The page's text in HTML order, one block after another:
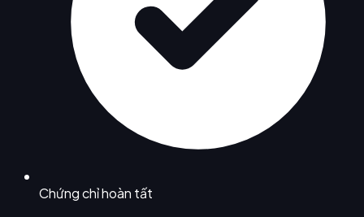
Chứng chỉ hoàn tất